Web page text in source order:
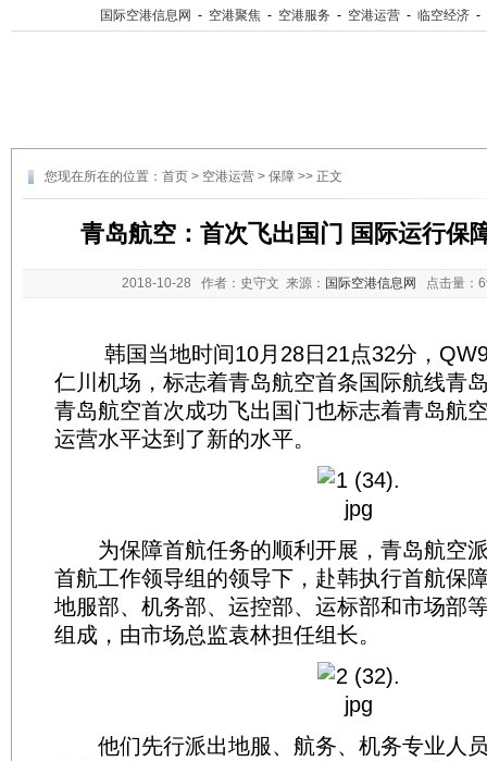
国际空港信息网 - 空港聚焦 - 空港服务 - 空港运营 - 临空经济 -
您现在所在的位置： 首页 > 空港运营 > 保障 >> 正文
青岛航空：首次飞出国门 国际运行保
2018-10-28 作者：史守文 来源： 国际空港信息网 点击量：
韩国当地时间10月28日21点32分，
仁川机场，标志着青岛航空首条国际航线青
青岛航空首次成功飞出国门也标志着青岛航
运营水平达到了新的水平。
为保障首航任务的顺利开展，青岛航空
首航工作领导组的领导下，赴韩执行首航保
地服部、机务部、运控部、运标部和市场部
组成，由市场总监袁林担任组长。
他们先行派出地服、航务、机务专业人